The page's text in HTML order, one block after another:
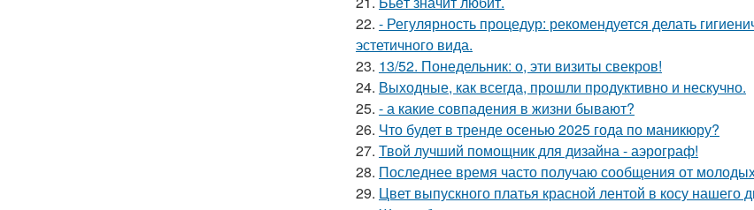
22. - Регулярность процедур: рекомендуется делать
эстетичного вида.
23. 13/52. Понедельник: о, эти визиты свекров!
24. Выходные, как всегда, прошли продуктивно и нескучно.
25. - а какие совпадения в жизни бывают?
26. Что будет в тренде осенью 2025 года по маникюру?
27. Твой лучший помощник для дизайна - аэрограф!
28. Последнее время часто получаю сообщения от
29. Цвет выпускного платья красной лентой в косу нашего